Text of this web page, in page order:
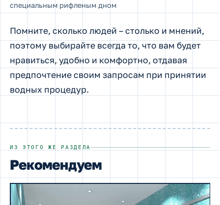
специальным рифленым дном
Помните, сколько людей – столько и мнений,
поэтому выбирайте всегда то, что вам будет
нравиться, удобно и комфортно, отдавая
предпочтение своим запросам при принятии
водных процедур.
ИЗ ЭТОГО ЖЕ РАЗДЕЛА
Рекомендуем